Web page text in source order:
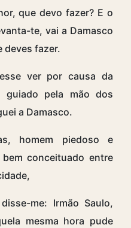
que devo fazer? E o
te, vai a Damasco
deves fazer.
ver por causa da
guiado pela mão dos
a Damasco.
homem piedoso e
conceituado entre
me: Irmão Saulo,
mesma hora pude